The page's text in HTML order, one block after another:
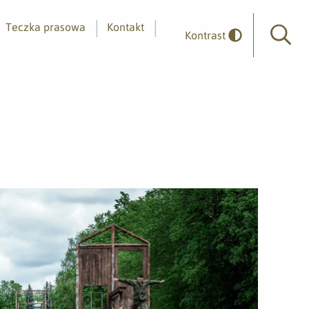
Teczka prasowa Kontakt
Kontrast